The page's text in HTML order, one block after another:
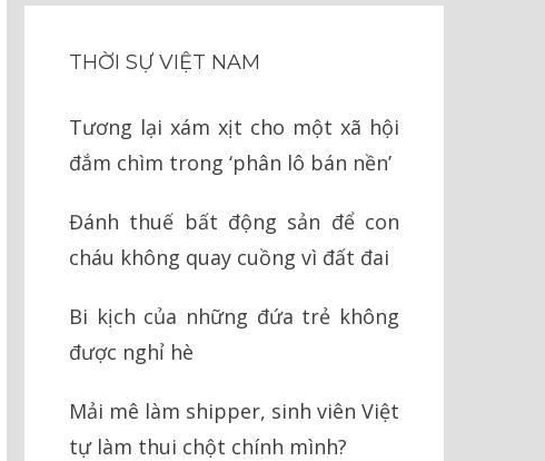
THỜI SỰ VIỆT NAM
Tương lại xám xịt cho một xã hội
đắm chìm trong ‘phân lô bán nền’
Đánh thuế bất động sản để con
cháu không quay cuồng vì đất đai
Bi kịch của những đứa trẻ không
được nghỉ hè
Mải mê làm shipper, sinh viên Việt
tự làm thui chột chính mình?